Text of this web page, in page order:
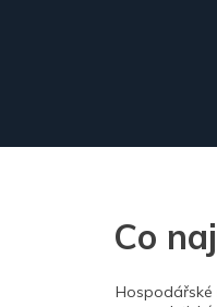
Co
Hospodářské